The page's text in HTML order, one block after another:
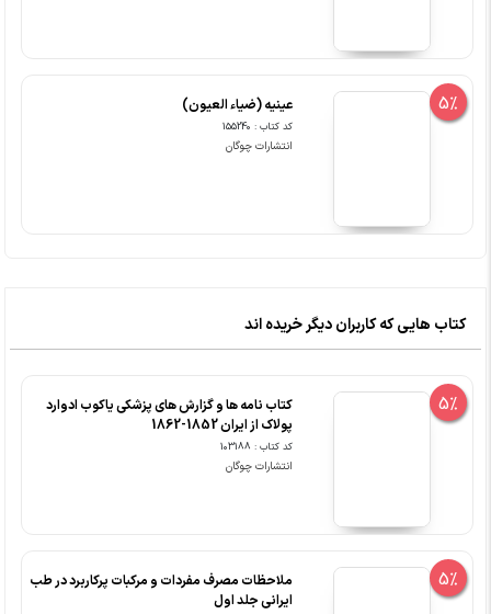
5% عینیه (ضیاء العیون)
کد کتاب : 155240
انتشارات چوگان
کتاب هایی که کاربران دیگر خریده اند
5%
کتاب نامه ها و گزارش های پزشکی یاکوب ادوارد
پولاک از ایران 1852-1862
کد کتاب : 103188
انتشارات چوگان
5%
ملاحظات مصرف مفردات و مرکبات پرکاربرد در طب
ایرانی جلد اول